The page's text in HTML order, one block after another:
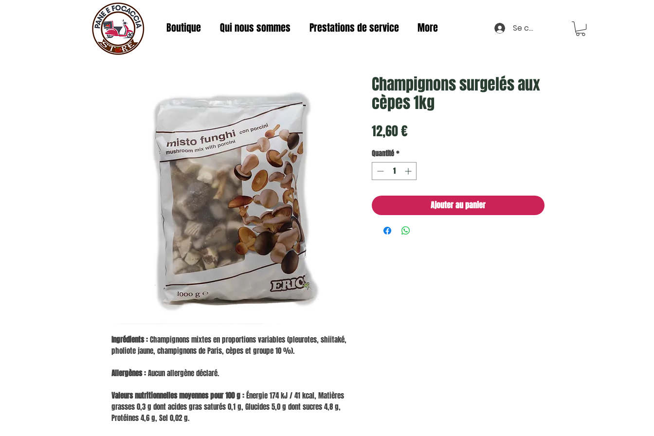
Boutique Qui nous sommes Prestations de service More Se connecter
Ingrédients :Champignons mixtes en proportions variables (pleurotes, shiitaké,
pholiote jaune, champignons de Paris, cèpes et groupe 10 %).
Allergènes :Aucun allergène déclaré.
Valeurs nutritionnelles moyennes pour 100 g :Énergie 174 kJ / 41 kcal, Matières
grasses 0,3 g dont acides gras saturés 0,1 g, Glucides 5,0 g dont sucres 4,8 g,
Protéines 4,6 g, Sel 0,02 g.
Champignons surgelés aux
cèpes 1kg
12,60 €Prix
Quantité*
Ajouter au panier